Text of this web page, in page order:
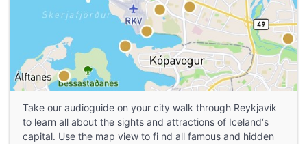
Take our audioguide on your city walk through Reykjavík
to learn all about the sights and attractions of Iceland‘s
capital. Use the map view to fi nd all famous and hidden